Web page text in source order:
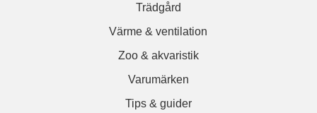
Trädgård
Värme & ventilation
Zoo & akvaristik
Varumärken
Tips & guider